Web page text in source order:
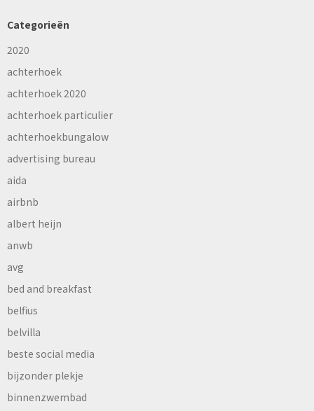
Categorieën
2020
achterhoek
achterhoek 2020
achterhoek particulier
achterhoekbungalow
advertising bureau
aida
airbnb
albert heijn
anwb
avg
bed and breakfast
belfius
belvilla
beste social media
bijzonder plekje
binnenzwembad